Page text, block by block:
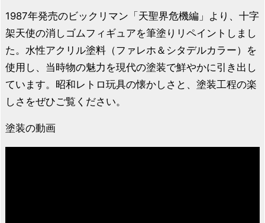
1987年発売のビックリマン「天聖界危機編」より、十字
架天使の消しゴムフィギュアを筆塗りリペイントしまし
た。水性アクリル塗料（ファレホ＆シタデルカラー）を
使用し、当時物の魅力を現代の塗装で鮮やかに引き出し
ています。昭和レトロ玩具の懐かしさと、塗装工程の楽
しさをぜひご覧ください。
塗装の動画